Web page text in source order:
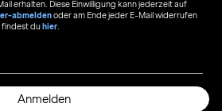
erhalten. Diese Einwilligung kann jederzeit auf
abmeldenoder am Ende jeder E-Mail widerrufen
findest duhier
Anmelden